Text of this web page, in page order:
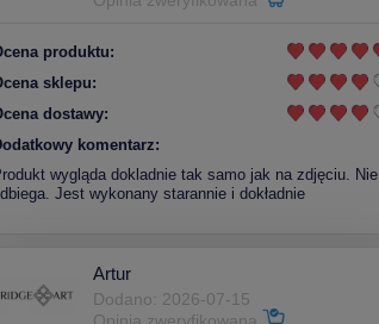
produktu:
sklepu:
dostawy:
komentarz:
wygląda dokladnie tak samo jak na zdjęciu. Nie
Jest wykonany starannie i dokładnie
Artur
Dodano: 2026-07-15
Opinia zweryfikowana